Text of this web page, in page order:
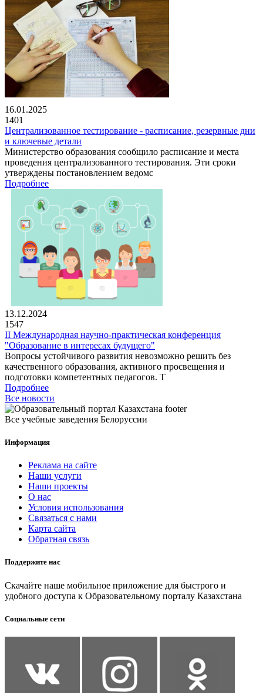
16.01.2025
1401
Централизованное тестирование - расписание, резервные дни
и ключевые детали
Министерство образования сообщило расписание и места
проведения централизованного тестирования. Эти сроки
утверждены постановлением ведомс
Подробнее
13.12.2024
1547
II Международная научно-практическая конференция
"Образование в интересах будущего"
Вопросы устойчивого развития невозможно решить без
качественного образования, активного просвещения и
подготовки компетентных педагогов. Т
Подробнее
Все новости
Все учебные заведения Белоруссии
Информация
Реклама на сайте
Наши услуги
Наши проекты
О нас
Условия использования
Связаться с нами
Карта сайта
Обратная связь
Поддержите нас
Скачайте наше мобильное приложение для быстрого и
удобного доступа к Образовательному порталу Казахстана
Социальные сети